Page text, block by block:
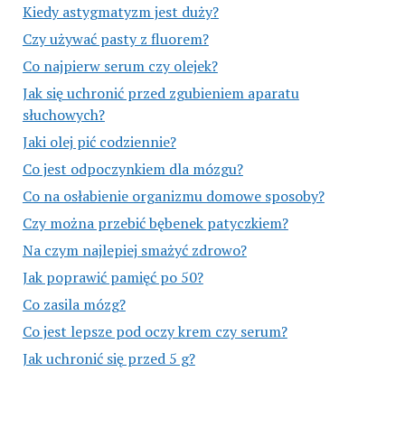
Kiedy astygmatyzm jest duży?
Czy używać pasty z fluorem?
Co najpierw serum czy olejek?
Jak się uchronić przed zgubieniem aparatu
słuchowych?
Jaki olej pić codziennie?
Co jest odpoczynkiem dla mózgu?
Co na osłabienie organizmu domowe sposoby?
Czy można przebić bębenek patyczkiem?
Na czym najlepiej smażyć zdrowo?
Jak poprawić pamięć po 50?
Co zasila mózg?
Co jest lepsze pod oczy krem czy serum?
Jak uchronić się przed 5 g?